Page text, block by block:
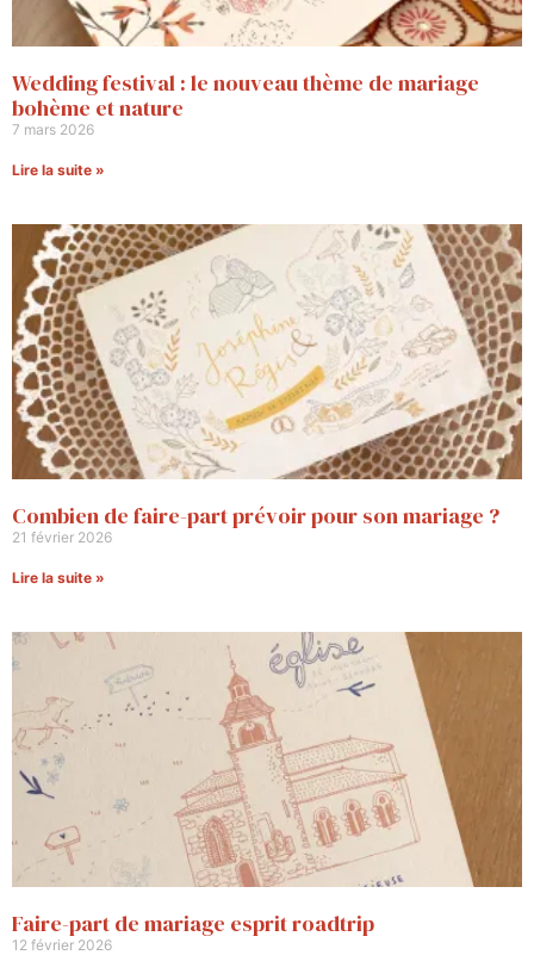
Wedding festival : le nouveau thème de mariage
bohème et nature
7 mars 2026
Lire la suite »
Combien de faire-part prévoir pour son mariage ?
21 février 2026
Lire la suite »
Faire-part de mariage esprit roadtrip
12 février 2026